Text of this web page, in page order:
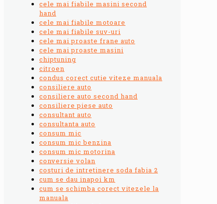
cele mai fiabile masini second
hand
cele mai fiabile motoare
cele mai fiabile suv-uri
cele mai proaste frane auto
cele mai proaste masini
chiptuning
citroen
condus corect cutie viteze manuala
consiliere auto
consiliere auto second hand
consiliere piese auto
consultant auto
consultanta auto
consum mic
consum mic benzina
consum mic motorina
conversie volan
costuri de intretinere soda fabia 2
cum se dau inapoi km
cum se schimba corect vitezele la
manuala